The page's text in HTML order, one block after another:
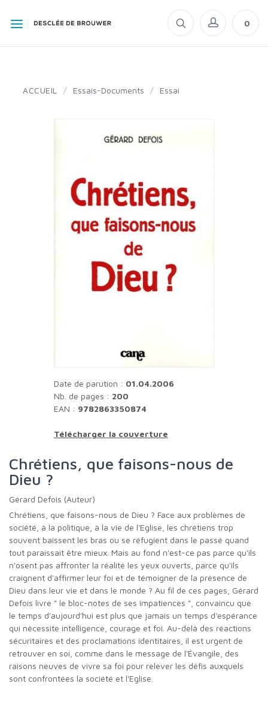
0
ACCUEIL / Essais-Documents / Essai
Date de parution : 01.04.2006
Nb. de pages : 200
EAN : 9782863350874
Télécharger la couverture
Chrétiens, que faisons-nous de
Dieu ?
Gérard Defois (Auteur)
Chrétiens, que faisons-nous de Dieu ? Face aux problèmes de
société, à la politique, à la vie de l'Eglise, les chrétiens trop
souvent baissent les bras ou se réfugient dans le passé quand
tout paraissait être mieux. Mais au fond n'est-ce pas parce qu'ils
n'osent pas affronter la réalité les yeux ouverts, parce qu'ils
craignent d'affirmer leur foi et de témoigner de la présence de
Dieu dans leur vie et dans le monde ? Au fil de ces pages, Gérard
Defois livre " le bloc-notes de ses impatiences ", convaincu que
le temps d'aujourd'hui est plus que jamais un temps d'espérance
qui nécessite intelligence, courage et foi. Au-delà des réactions
sécuritaires et des proclamations identitaires, il est urgent de
retrouver en soi, comme dans le message de l'Évangile, des
raisons neuves de vivre sa foi pour relever les défis auxquels
sont confrontées la société et l'Eglise.